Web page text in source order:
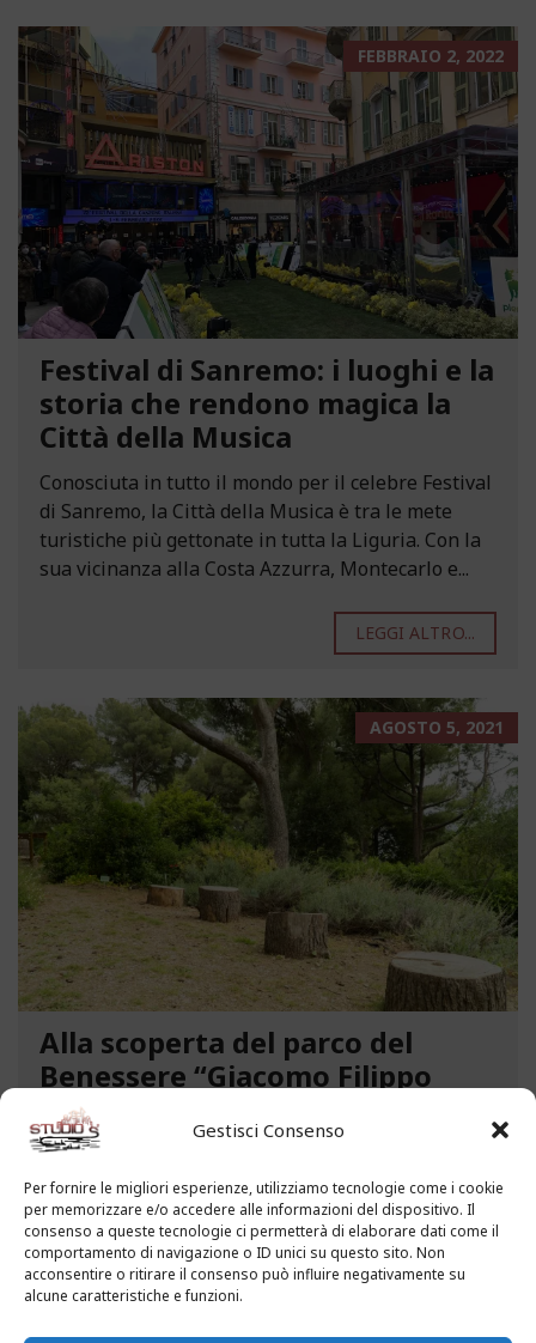
Gestisci Consenso
Per fornire le migliori esperienze, utilizziamo tecnologie come i cookie
per memorizzare e/o accedere alle informazioni del dispositivo. Il
consenso a queste tecnologie ci permetterà di elaborare dati come il
comportamento di navigazione o ID unici su questo sito. Non
acconsentire o ritirare il consenso può influire negativamente su
alcune caratteristiche e funzioni.
FEBBRAIO 2, 2022
Festival di Sanremo: i luoghi e la
storia che rendono magica la
Città della Musica
Conosciuta in tutto il mondo per il celebre Festival
di Sanremo, la Città della Musica è tra le mete
turistiche più gettonate in tutta la Liguria. Con la
sua vicinanza alla Costa Azzurra, Montecarlo e...
LEGGI ALTRO...
AGOSTO 5, 2021
Alla scoperta del parco del
Benessere “Giacomo Filippo
Novaro” a Costarainera
A pochi passi dal mare, un angolo verde di
paradiso affascina i visitatori. Stiamo parlando del
Parco del Benessere “Giacomo Filippo Novaro” di
Costarainera nella Riviera dei Fiori. Un tempo
parco degli ex ospedali Novaro e...
LEGGI ALTRO...